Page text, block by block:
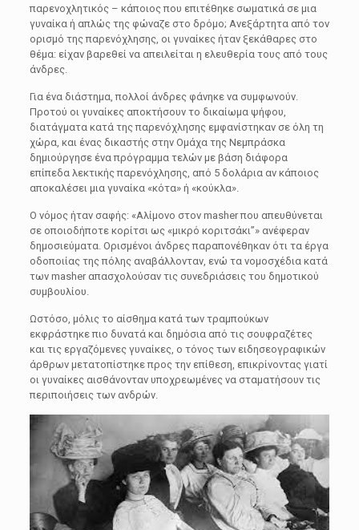
παρενοχλητικός – κάποιος που επιτέθηκε σωματικά σε μια
γυναίκα ή απλώς της φώναζε στο δρόμο; Ανεξάρτητα από τον
ορισμό της παρενόχλησης, οι γυναίκες ήταν ξεκάθαρες στο
θέμα: είχαν βαρεθεί να απειλείται η ελευθερία τους από τους
άνδρες.
Για ένα διάστημα, πολλοί άνδρες φάνηκε να συμφωνούν.
Προτού οι γυναίκες αποκτήσουν το δικαίωμα ψήφου,
διατάγματα κατά της παρενόχλησης εμφανίστηκαν σε όλη τη
χώρα, και ένας δικαστής στην Ομάχα της Νεμπράσκα
δημιούργησε ένα πρόγραμμα τελών με βάση διάφορα
επίπεδα λεκτικής παρενόχλησης, από 5 δολάρια αν κάποιος
αποκαλέσει μια γυναίκα «κότα» ή «κούκλα».
Ο νόμος ήταν σαφής: «Αλίμονο στον masher που απευθύνεται
σε οποιοδήποτε κορίτσι ως «μικρό κοριτσάκι”» ανέφεραν
δημοσιεύματα. Ορισμένοι άνδρες παραπονέθηκαν ότι τα έργα
οδοποιίας της πόλης αναβάλλονταν, ενώ τα νομοσχέδια κατά
των masher απασχολούσαν τις συνεδριάσεις του δημοτικού
συμβουλίου.
Ωστόσο, μόλις το αίσθημα κατά των τραμπούκων
εκφράστηκε πιο δυνατά και δημόσια από τις σουφραζέτες
και τις εργαζόμενες γυναίκες, ο τόνος των ειδησεογραφικών
άρθρων μετατοπίστηκε προς την επίθεση, επικρίνοντας γιατί
οι γυναίκες αισθάνονταν υποχρεωμένες να σταματήσουν τις
περιποιήσεις των ανδρών.